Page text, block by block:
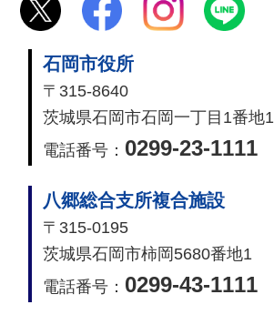
石岡市役所
〒315-8640
茨城県石岡市石岡一丁目1番地1
電話番号： 0299-23-1111
八郷総合支所複合施設
〒315-0195
茨城県石岡市柿岡5680番地1
電話番号： 0299-43-1111